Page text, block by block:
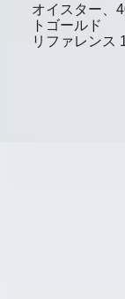
オイスター、
トゴールド
リファレンス